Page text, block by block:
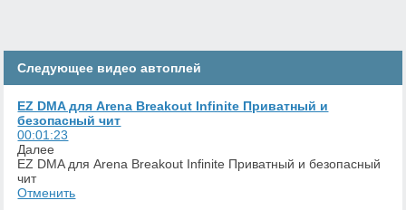
Следующее видеоавтоплей
EZ DMA для Arena Breakout Infinite Приватный и
безопасный чит
00:01:23
Далее
EZ DMA для Arena Breakout Infinite Приватный и безопасный
чит
Отменить